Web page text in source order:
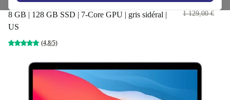
8 GB | 128 GB SSD | 7-Core GPU | gris sidéral |
US
(4,8/5)
1 129,00 €